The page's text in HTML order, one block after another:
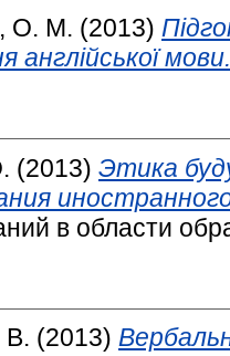
О. М. (2013)
англійської мови.
(2013) Этика
в области
В. (2013)